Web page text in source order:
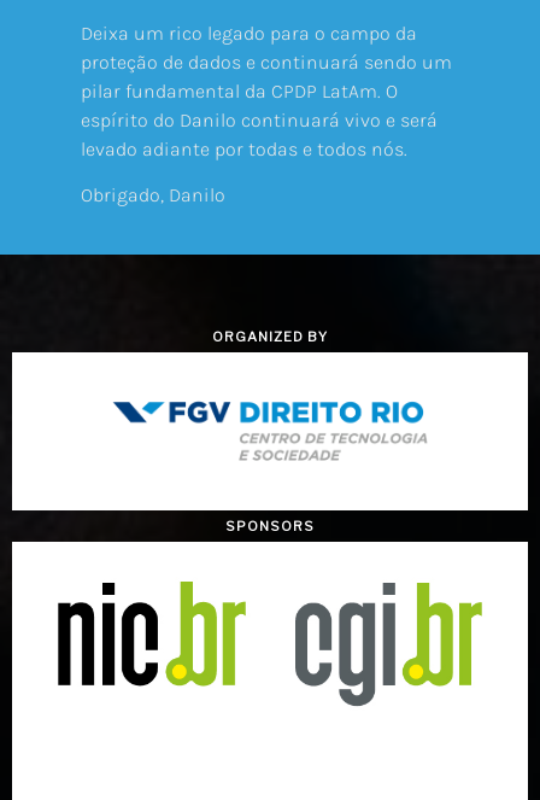
Deixa um rico legado para o campo da
proteção de dados e continuará sendo um
pilar fundamental da CPDP LatAm. O
espírito do Danilo continuará vivo e será
levado adiante por todas e todos nós.
Obrigado, Danilo
ORGANIZED BY
SPONSORS